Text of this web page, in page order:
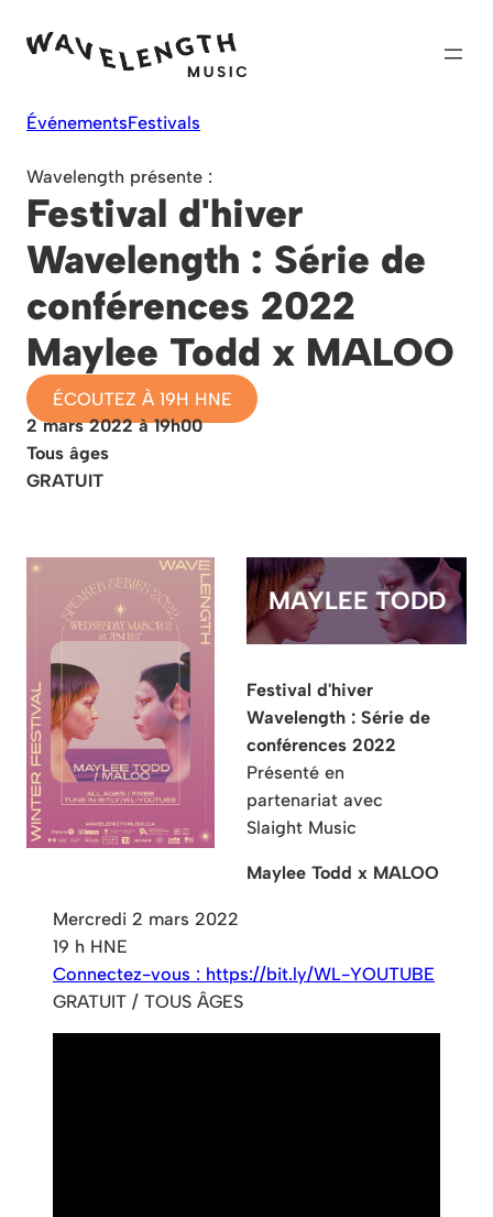
ÉvénementsFestivals
Wavelength présente :
Festival d'hiver
Wavelength : Série de
conférences 2022
Maylee Todd x MALOO
ÉCOUTEZ À 19H HNE
2 mars 2022 à 19h00
Tous âges
GRATUIT
MAYLEE TODD
Festival d'hiver
Wavelength : Série de
conférences 2022
Présenté en
partenariat avec
Slaight Music
Maylee Todd x MALOO
Mercredi 2 mars 2022
19 h HNE
Connectez-vous : https://bit.ly/WL-YOUTUBE
GRATUIT / TOUS ÂGES